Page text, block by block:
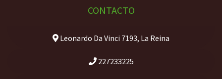
CONTACTO
Leonardo Da Vinci 7193, La Reina
227233225